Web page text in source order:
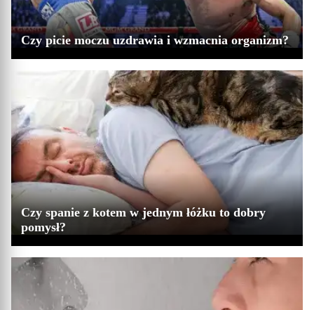
Czy picie moczu uzdrawia i wzmacnia organizm?
Czy spanie z kotem w jednym łóżku to dobry
pomysł?